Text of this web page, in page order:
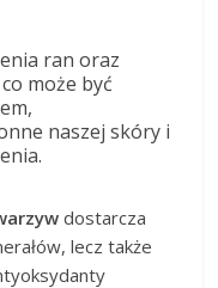
ran oraz
może być
naszej skóry i
dostarcza
lecz także